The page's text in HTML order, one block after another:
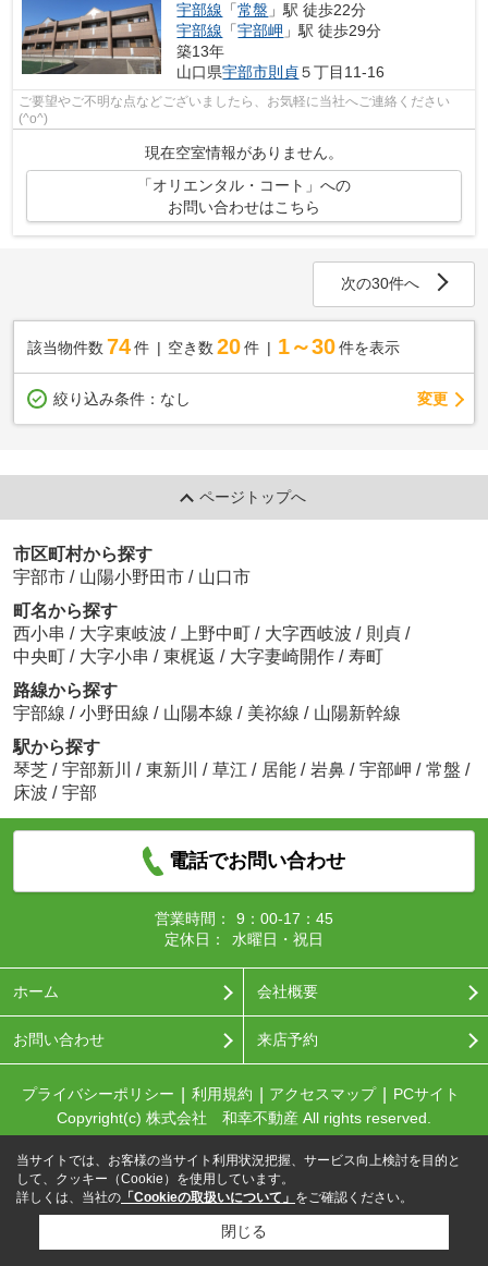
宇部線 「常盤 」駅 徒歩22分
宇部線 「宇部岬 」駅 徒歩29分
築13年
山口県宇部市則貞５丁目11-16
ご要望やご不明な点などございましたら、お気軽に当社へご連絡ください
(^o^)
現在空室情報がありません。
「オリエンタル・コート」への
お問い合わせはこちら
次の30件へ
該当物件数 74件 空き数 20 件 1～30 件を表示
絞り込み条件： なし 変更
ページトップへ
市区町村から探す
宇部市 / 山陽小野田市 / 山口市
町名から探す
西小串 / 大字東岐波 / 上野中町 / 大字西岐波 / 則貞 /
中央町 / 大字小串 / 東梶返 / 大字妻崎開作 / 寿町
路線から探す
宇部線 / 小野田線 / 山陽本線 / 美祢線 / 山陽新幹線
駅から探す
琴芝 / 宇部新川 / 東新川 / 草江 / 居能 / 岩鼻 / 宇部岬 / 常盤 /
床波 / 宇部
電話でお問い合わせ
営業時間：
9：00-17：45
定休日：
水曜日・祝日
ホーム 会社概要
お問い合わせ 来店予約
プライバシーポリシー 利用規約 アクセスマップ
PCサイト
Copyright(c) 株式会社 和幸不動産 All rights reserved.
当サイトでは、お客様の当サイト利用状況把握、サービス向上検討を目的と
して、クッキー（Cookie）を使用しています。
詳しくは、当社の 「Cookieの取扱いについて」 をご確認ください。
閉じる